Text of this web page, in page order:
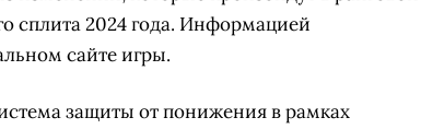
сплита 2024 года. Информацией
сайте игры.
защиты от понижения в рамках